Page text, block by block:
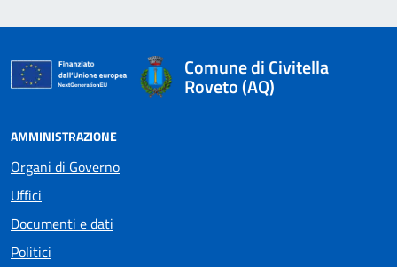
Comune di Civitella
Roveto (AQ)
AMMINISTRAZIONE
Organi di Governo
Uffici
Documenti e dati
Politici